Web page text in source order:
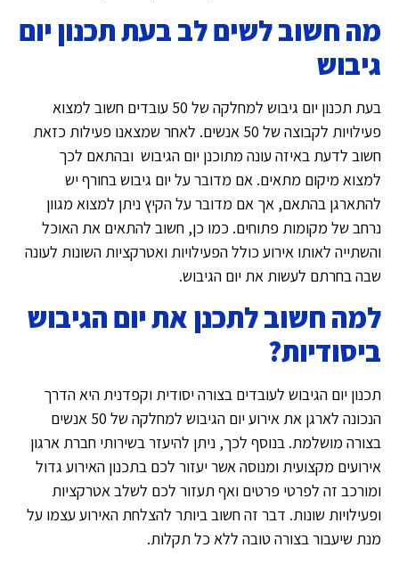
מה חשוב לשים לב בעת תכנון יום
גיבוש
בעת תכנון יום גיבוש למחלקה של 50 עובדים חשוב למצוא
פעילויות לקבוצה של 50 אנשים. לאחר שמצאנו פעילות כזאת
חשוב לדעת באיזה עונה מתוכנן יום הגיבוש ובהתאם לכך
למצוא מיקום מתאים. אם מדובר על יום גיבוש בחורף יש
להתארגן בהתאם, אך אם מדובר על הקיץ ניתן למצוא מגוון
נרחב של מקומות פתוחים. כמו כן, חשוב להתאים את האוכל
והשתייה לאותו אירוע כולל הפעילויות ואטרקציות השונות לעונה
שבה בחרתם לעשות את יום הגיבוש.
למה חשוב לתכנן את יום הגיבוש
ביסודיות?
תכנון יום הגיבוש לעובדים בצורה יסודית וקפדנית היא הדרך
הנכונה לארגן את אירוע יום הגיבוש למחלקה של 50 אנשים
בצורה מושלמת. בנוסף לכך, ניתן להיעזר בשירותי חברת ארגון
אירועים מקצועית ומנוסה אשר יעזור לכם בתכנון האירוע גדול
ומורכב זה לפרטי פרטים ואף תעזור לכם לשלב אטרקציות
ופעילויות שונות. דבר זה חשוב ביותר להצלחת האירוע עצמו על
מנת שיעבור בצורה טובה ללא כל תקלות.